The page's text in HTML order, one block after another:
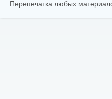
Перепечатка любых